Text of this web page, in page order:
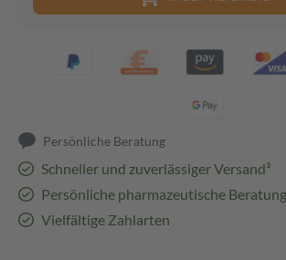
Persönliche Beratung
Schneller und zuverlässiger Versand³
Persönliche pharmazeutische Beratung
Vielfältige Zahlarten